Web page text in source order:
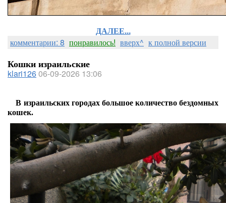
ДАЛЕЕ...
комментарии: 8 понравилось! вверх^ к полной версии
Кошки израильские
klari12606-09-2026 13:06
В израильских городах большое количество бездомных
кошек.